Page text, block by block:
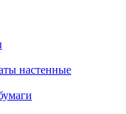
настенные